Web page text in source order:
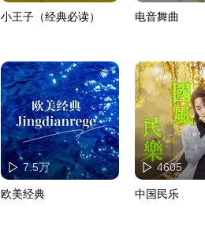
小王子（经典必读） 电音舞曲
7.5万
欧美经典
4605
中国民乐